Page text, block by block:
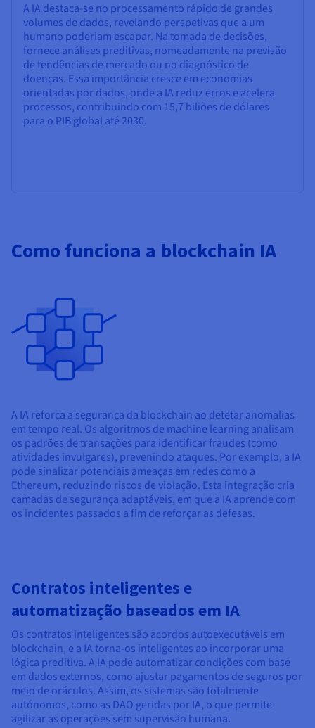
A IA destaca-se no processamento rápido de grandes
volumes de dados, revelando perspetivas que a um
humano poderiam escapar. Na tomada de decisões,
fornece análises preditivas, nomeadamente na previsão
de tendências de mercado ou no diagnóstico de
doenças. Essa importância cresce em economias
orientadas por dados, onde a IA reduz erros e acelera
processos, contribuindo com 15,7 biliões de dólares
para o PIB global até 2030.
Como funciona a blockchain IA
A IA reforça a segurança da blockchain ao detetar anomalias
em tempo real. Os algoritmos de machine learning analisam
os padrões de transações para identificar fraudes (como
atividades invulgares), prevenindo ataques. Por exemplo, a IA
pode sinalizar potenciais ameaças em redes como a
Ethereum, reduzindo riscos de violação. Esta integração cria
camadas de segurança adaptáveis, em que a IA aprende com
os incidentes passados a fim de reforçar as defesas.
Contratos inteligentes e
automatização baseados em IA
Os contratos inteligentes são acordos autoexecutáveis em
blockchain, e a IA torna-os inteligentes ao incorporar uma
lógica preditiva. A IA pode automatizar condições com base
em dados externos, como ajustar pagamentos de seguros por
meio de oráculos. Assim, os sistemas são totalmente
autónomos, como as DAO geridas por IA, o que permite
agilizar as operações sem supervisão humana.